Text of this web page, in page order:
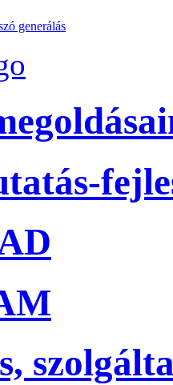
generálás